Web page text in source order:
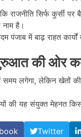
राजनीति सिर्फ कुर्सी
है।
पंजाब में बाढ़ राहत
की ओर
समय लगेगा, लेकिन खेतों
की यह संयुक्त मेहनत
Twitter